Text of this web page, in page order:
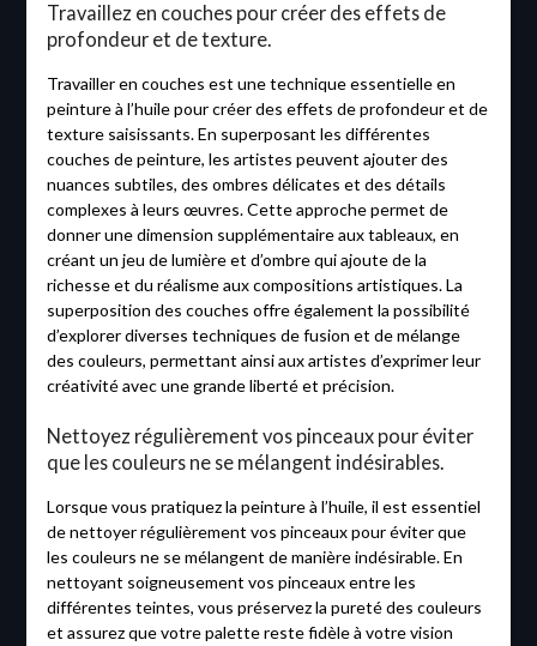
Travaillez en couches pour créer des effets de
profondeur et de texture.
Travailler en couches est une technique essentielle en
peinture à l’huile pour créer des effets de profondeur et de
texture saisissants. En superposant les différentes
couches de peinture, les artistes peuvent ajouter des
nuances subtiles, des ombres délicates et des détails
complexes à leurs œuvres. Cette approche permet de
donner une dimension supplémentaire aux tableaux, en
créant un jeu de lumière et d’ombre qui ajoute de la
richesse et du réalisme aux compositions artistiques. La
superposition des couches offre également la possibilité
d’explorer diverses techniques de fusion et de mélange
des couleurs, permettant ainsi aux artistes d’exprimer leur
créativité avec une grande liberté et précision.
Nettoyez régulièrement vos pinceaux pour éviter
que les couleurs ne se mélangent indésirables.
Lorsque vous pratiquez la peinture à l’huile, il est essentiel
de nettoyer régulièrement vos pinceaux pour éviter que
les couleurs ne se mélangent de manière indésirable. En
nettoyant soigneusement vos pinceaux entre les
différentes teintes, vous préservez la pureté des couleurs
et assurez que votre palette reste fidèle à votre vision